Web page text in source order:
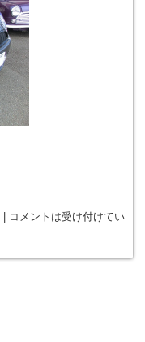
| コメントは受け付けてい